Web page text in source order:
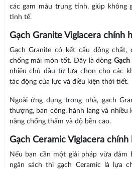
các gam màu trung tính, giúp không
tinh tế.
Gạch Granite Viglacera chính
Gạch Granite có kết cấu đồng chất,
chống mài mòn tốt. Đây là dòngGạch
nhiều chủ đầu tư lựa chọn cho các
tác động của lực và điều kiện thời tiết.
Ngoài ứng dụng trong nhà, gạch
thượng, ban công, hành lang và
năng chống thấm và độ bền cao.
Gạch Ceramic Viglacera chính
Nếu bạn cần một giải pháp vừa
ngân sách thì gạch Ceramic là lựa